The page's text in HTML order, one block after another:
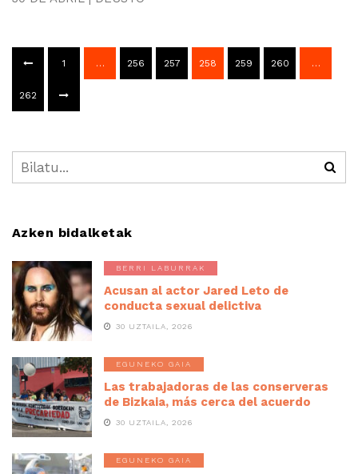
1 … 256 257 258 259 260 …
262
Azken bidalketak
BERRI LABURRAK
Acusan al actor Jared Leto de
conducta sexual delictiva
30 UZTAILA, 2026
EGUNEKO GAIA
Las trabajadoras de las conserveras
de Bizkaia, más cerca del acuerdo
30 UZTAILA, 2026
EGUNEKO GAIA